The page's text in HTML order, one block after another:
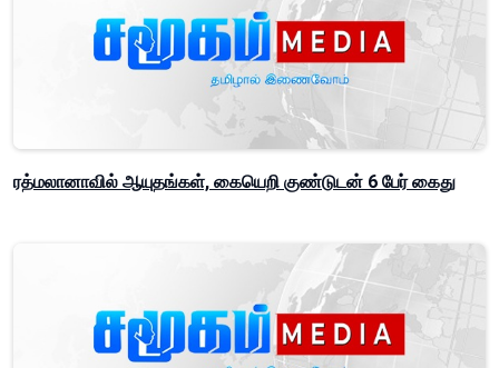
ரத்மலானாவில் ஆயுதங்கள், கையெறி குண்டுடன் 6 பேர் கைது